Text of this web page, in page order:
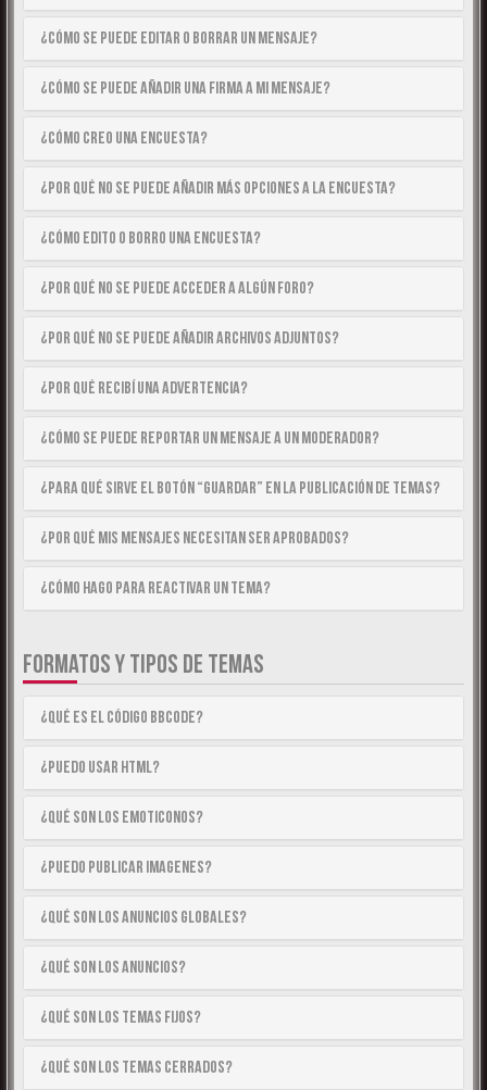
¿Cómo se puede editar o borrar un mensaje?
¿Cómo se puede añadir una firma a mi mensaje?
¿Cómo creo una encuesta?
¿Por qué no se puede añadir más opciones a la encuesta?
¿Cómo edito o borro una encuesta?
¿Por qué no se puede acceder a algún foro?
¿Por qué no se puede añadir archivos adjuntos?
¿Por qué recibí una advertencia?
¿Cómo se puede reportar un mensaje a un moderador?
¿Para qué sirve el botón “Guardar” en la publicación de temas?
¿Por qué mis mensajes necesitan ser aprobados?
¿Cómo hago para reactivar un tema?
FORMATOS Y TIPOS DE TEMAS
¿Qué es el código BBCode?
¿Puedo usar HTML?
¿Qué son los emoticonos?
¿Puedo publicar imagenes?
¿Qué son los anuncios globales?
¿Qué son los anuncios?
¿Qué son los temas fijos?
¿Qué son los temas cerrados?